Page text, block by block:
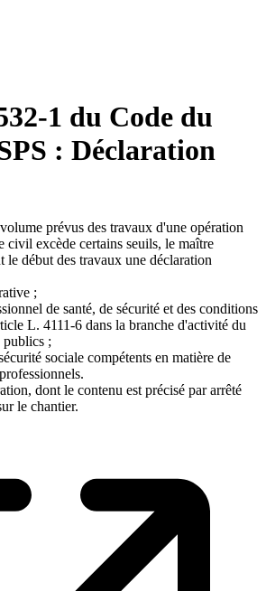
1 du Code du
: Déclaration
prévus des travaux d'une opération
civil excède certains seuils, le maître
le début des travaux une déclaration
;
de santé, de sécurité et des conditions
L. 4111-6 dans la branche d'activité du
publics ;
sociale compétents en matière de
dont le contenu est précisé par arrêté
le chantier.